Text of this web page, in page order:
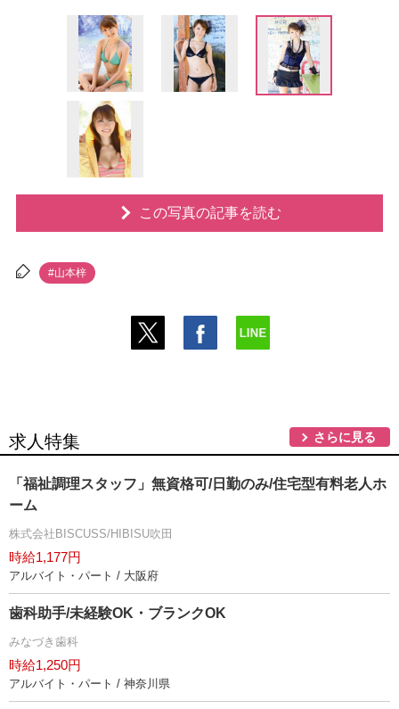
この写真の記事を読む
#山本梓
求人特集 さらに見る
「福祉調理スタッフ」無資格可/日勤のみ/住宅型有料老人ホ
ーム
株式会社BISCUSS/HIBISU吹田
時給1,177円
アルバイト・パート / 大阪府
歯科助手/未経験OK・ブランクOK
みなづき歯科
時給1,250円
アルバイト・パート / 神奈川県